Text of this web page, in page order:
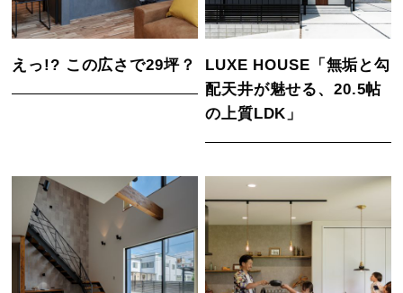
えっ!? この広さで29坪？
LUXE HOUSE「無垢と勾
配天井が魅せる、20.5帖
の上質LDK」